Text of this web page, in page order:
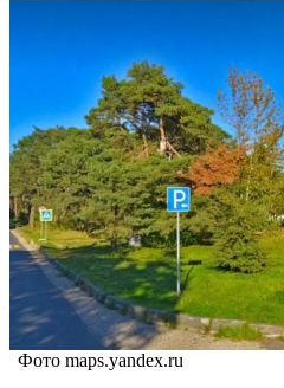
Фото maps.yandex.ru